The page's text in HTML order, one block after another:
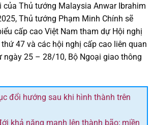
của Thủ tướng Malaysia Anwar Ibrahim
Thủ tướng Phạm Minh Chính sẽ
cấp cao Việt Nam tham dự Hội nghị
47 và các hội nghị cấp cao liên quan
ngày 25 – 28/10, Bộ Ngoại giao thông
đổi hướng sau khi hình thành trên
khả năng mạnh lên thành bão; miền